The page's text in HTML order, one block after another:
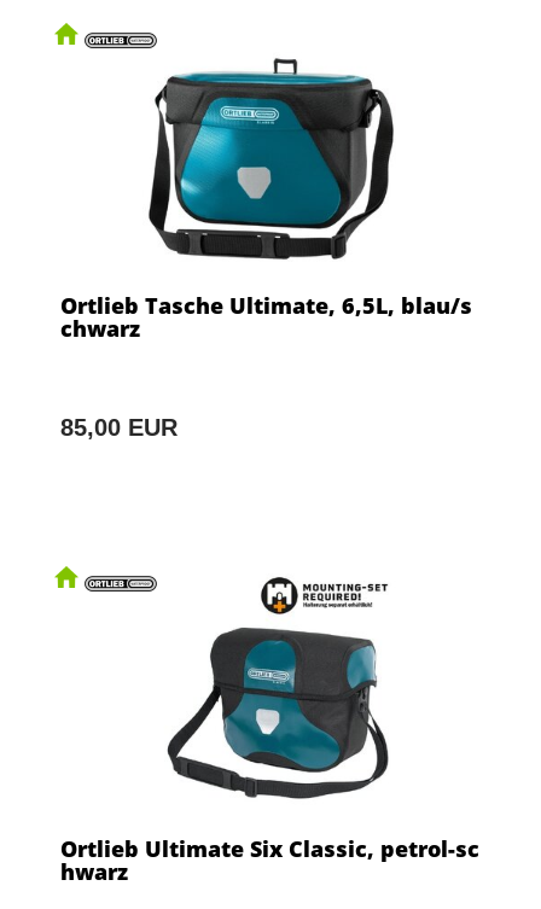
Ortlieb Tasche Ultimate, 6,5L, blau/s
chwarz
85,00 EUR
Ortlieb Ultimate Six Classic, petrol-sc
hwarz